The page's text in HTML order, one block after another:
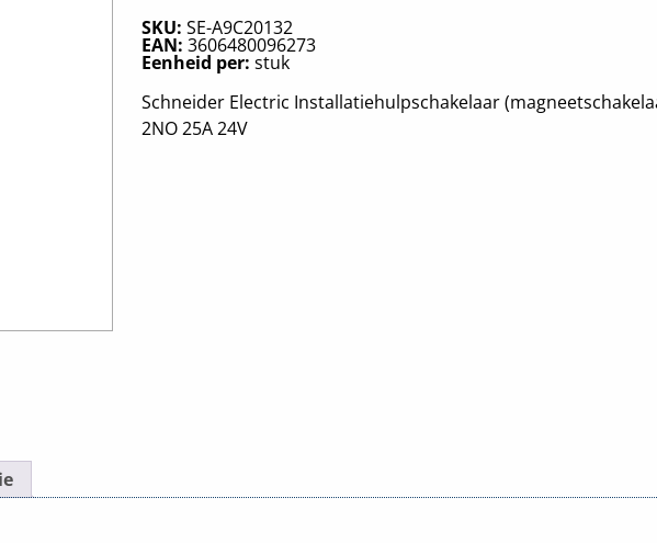
SKU: SE-A9C20132
EAN: 3606480096273
Eenheid per: stuk
Schneider Electric Installatiehulpschakelaar
2NO 25A 24V